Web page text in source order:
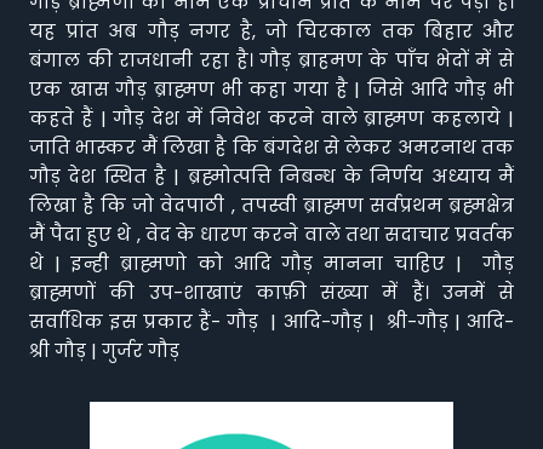
यह प्रांत अब गौड़ नगर है, जो चिरकाल तक बिहार और
बंगाल की राजधानी रहा है। गौड़ ब्राहमण के पाँच भेदों में से
एक खास गौड़ ब्राह्मण भी कहा गया है | जिसे आदि गौड़ भी
कहते हैं | गौड़ देश में निवेश करने वाले ब्राह्मण कहलाये |
जाति भास्कर मैं लिखा है कि बंगदेश से लेकर अमरनाथ तक
गौड़ देश स्थित है | ब्रह्मोत्पत्ति निबन्ध के निर्णय अध्याय मैं
लिखा है कि जो वेदपाठी , तपस्वी ब्राह्मण सर्वप्रथम ब्रह्मक्षेत्र
मैं पैदा हुए थे , वेद के धारण करने वाले तथा सदाचार प्रवर्तक
थे | इन्ही ब्राह्मणो को आदि गौड़ मानना चाहिए | गौड़
ब्राह्मणों की उप-शाखाएं काफ़ी संख्या में हैं। उनमें से
सर्वाधिक इस प्रकार हैं- गौड़ | आदि-गौड़ | श्री-गौड़ | आदि-
श्री गौड़ | गुर्जर गौड़